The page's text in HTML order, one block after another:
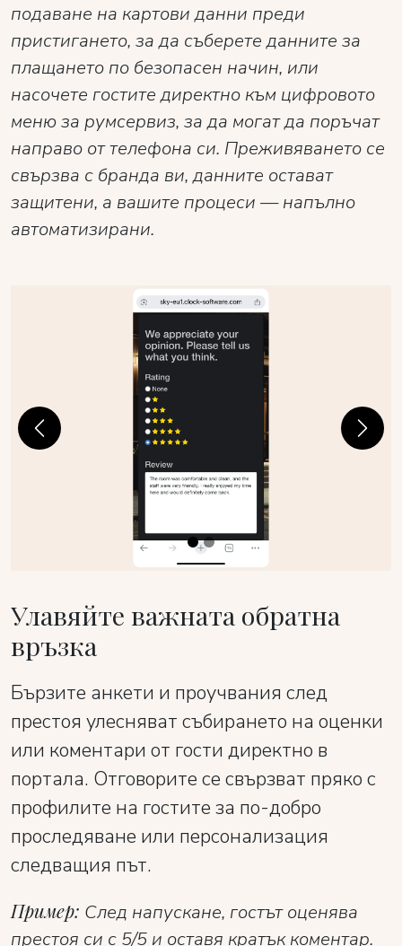
подаване на картови данни преди
пристигането, за да съберете данните за
плащането по безопасен начин, или
насочете гостите директно към цифровото
меню за румсервиз, за да могат да поръчат
направо от телефона си. Преживяването се
свързва с бранда ви, данните остават
защитени, а вашите процеси — напълно
автоматизирани.
Previous Next
Улавяйте важната обратна
връзка
Бързите анкети и проучвания след
престоя улесняват събирането на оценки
или коментари от гости директно в
портала. Отговорите се свързват пряко с
профилите на гостите за по-добро
проследяване или персонализация
следващия път.
Пример: След напускане, гостът оценява
престоя си с 5/5 и оставя кратък коментар.